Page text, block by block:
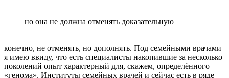
но она не должна отменять доказательную
конечно, не отменять, но дополнять. Под семейными врачами
я имею ввиду, что есть специалисты накопившие за несколько
поколений опыт характерный для, скажем, определённого
«генома». Институты семейных врачей и сейчас есть в ряде